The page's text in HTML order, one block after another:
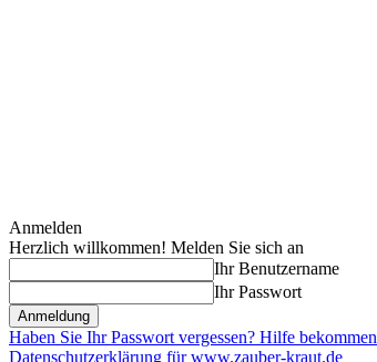
Anmelden
Herzlich willkommen! Melden Sie sich an
Ihr Benutzername
Ihr Passwort
Haben Sie Ihr Passwort vergessen? Hilfe bekommen
Datenschutzerklärung für www.zauber-kraut.de